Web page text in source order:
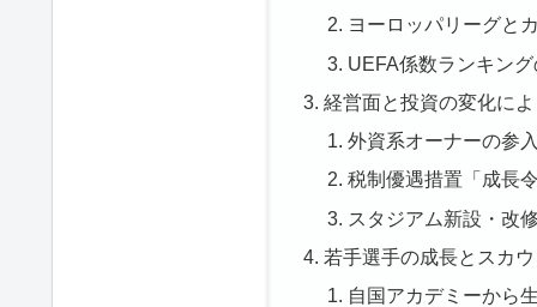
ヨーロッパリーグと
UEFA係数ランキン
経営面と投資の変化に
外資系オーナーの参
税制優遇措置「成長
スタジアム新設・改
若手選手の成長とスカ
自国アカデミーから